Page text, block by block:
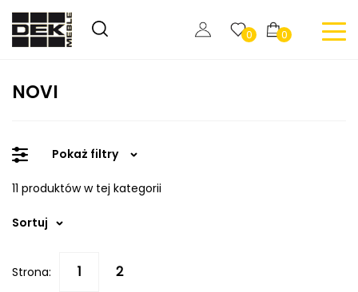
0 0
NOVI
Pokaż filtry
11 produktów w tej kategorii
Sortuj
Strona: